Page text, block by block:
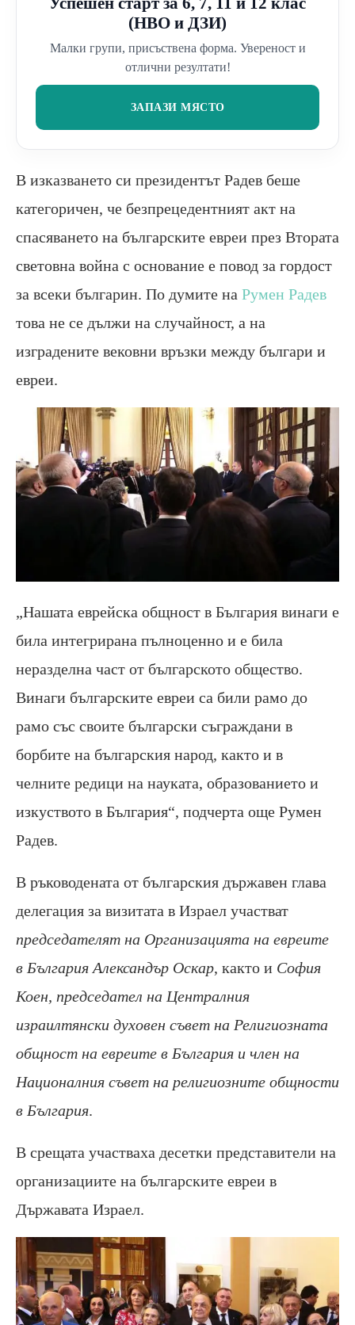
(НВО и ДЗИ)
Малки групи, присъствена форма. Увереност и
отлични резултати!
ЗАПАЗИ МЯСТО
В изказването си президентът Радев беше
категоричен, че безпрецедентният акт на
спасяването на българските евреи през Втората
световна война с основание е повод за гордост
за всеки българин. По думите на Румен Радев
това не се дължи на случайност, а на
изградените вековни връзки между българи и
евреи.
„Нашата еврейска общност в България винаги е
била интегрирана пълноценно и е била
неразделна част от българското общество.
Винаги българските евреи са били рамо до
рамо със своите български съграждани в
борбите на българския народ, както и в
челните редици на науката, образованието и
изкуството в България“, подчерта още Румен
Радев.
В ръководената от българския държавен глава
делегация за визитата в Израел участват
председателят на Организацията на евреите
в България Александър Оскар, както и София
Коен, председател на Централния
израилтянски духовен съвет на Религиозната
общност на евреите в България и член на
Националния съвет на религиозните общности
в България.
В срещата участваха десетки представители на
организациите на българските евреи в
Държавата Израел.